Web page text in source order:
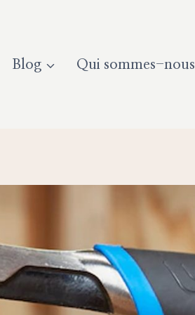
Blog Qui sommes-nous